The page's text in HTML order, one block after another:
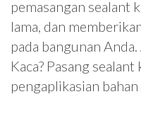
pemasangan sealant
lama, dan
pada bangunan
Kaca? Pasang
pengaplikasian